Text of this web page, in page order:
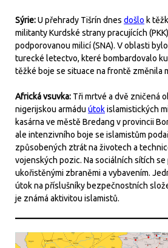
Sýrie:U přehrady Tišrín dnes došlo k
militanty Kurdské strany pracujících
podporovanou milicí (SNA). V oblasti
turecké letectvo, které bombardovalo
těžké boje se situace na frontě změnila
Africká vsuvka: Tři mrtvé a dvě zničená
nigerijskou armádu útokislamistických
kasárna ve městě Bredang v provincii
ale intenzivního boje se islamistům
způsobených ztrát na životech a
vojenských pozic. Na sociálních sítích
ukořistěnými zbraněmi a vybavením.
útok na příslušníky bezpečnostních
je známá aktivitou islamistů.